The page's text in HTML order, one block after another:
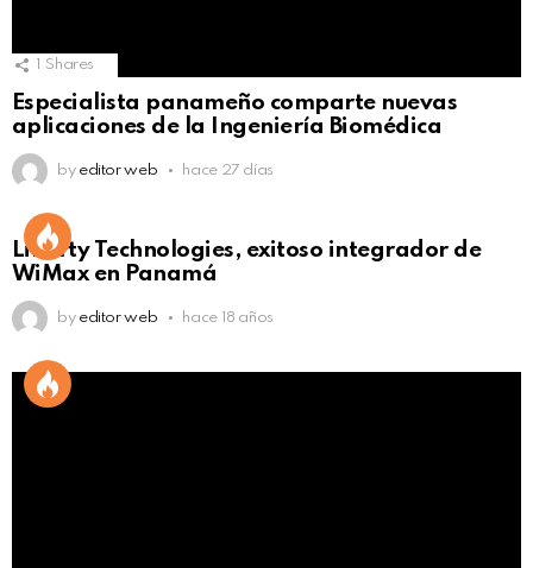
1 Shares
Especialista panameño comparte nuevas
aplicaciones de la Ingeniería Biomédica
by editor web hace 27 días
Liberty Technologies, exitoso integrador de
WiMax en Panamá
by editor web hace 18 años